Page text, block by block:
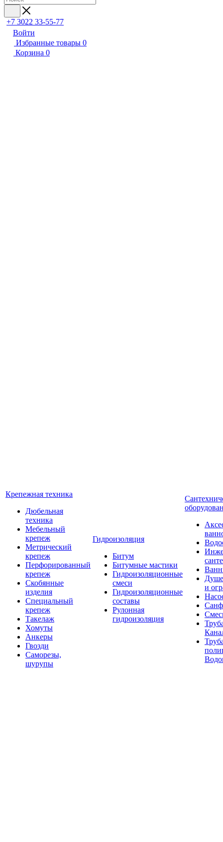
+7 3022 33-55-77
Войти
Избранные товары 0
Корзина 0
Крепежная техника
Дюбельная
техника
Мебельный
крепеж
Метрический
крепеж
Перфорированный
крепеж
Скобянные
изделия
Специальный
крепеж
Такелаж
Хомуты
Анкеры
Гвозди
Саморезы,
шурупы
Гидроизоляция
Битум
Битумные мастики
Гидроизоляционные
смеси
Гидроизоляционные
составы
Рулонная
гидроизоляция
и